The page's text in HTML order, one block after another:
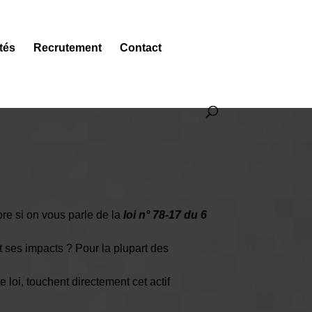
Recrutement Contact
si on vous parle de laloi n° 78-17 du 6
impacts ? Pour la plupart des
loi, touchent directement cet actif